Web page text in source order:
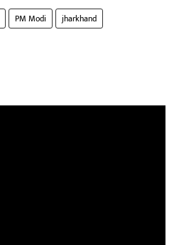
PM Modi
jharkhand